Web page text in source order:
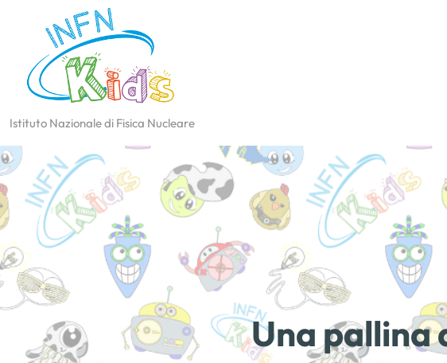
Istituto Nazionale di Fisica Nucleare
Una pallina